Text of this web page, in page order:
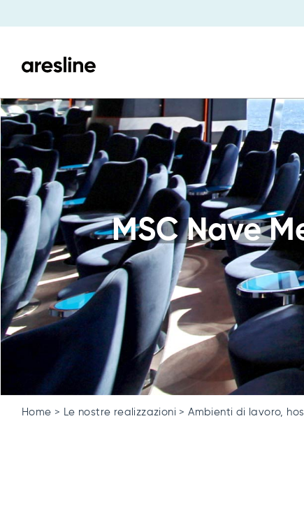
MSC Nave
Home Le nostre realizzazioni Ambienti di lavoro,